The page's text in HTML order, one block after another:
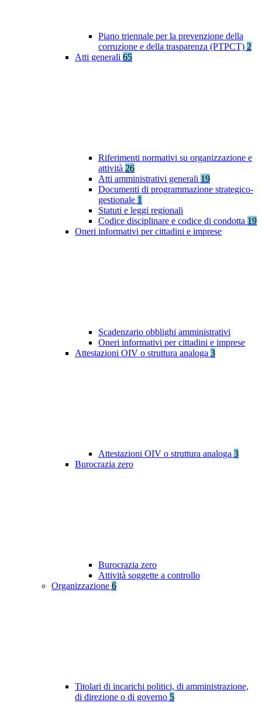
Piano triennale per la prevenzione della
corruzione e della trasparenza (PTPCT) 2
Atti generali 65
Riferimenti normativi su organizzazione e
attività 26
Atti amministrativi generali 19
Documenti di programmazione strategico-
gestionale 1
Statuti e leggi regionali
Codice disciplinare e codice di condotta 19
Oneri informativi per cittadini e imprese
Scadenzario obblighi amministrativi
Oneri informativi per cittadini e imprese
Attestazioni OIV o struttura analoga 3
Attestazioni OIV o struttura analoga 3
Burocrazia zero
Burocrazia zero
Attività soggette a controllo
Organizzazione 6
Titolari di incarichi politici, di amministrazione,
di direzione o di governo 5